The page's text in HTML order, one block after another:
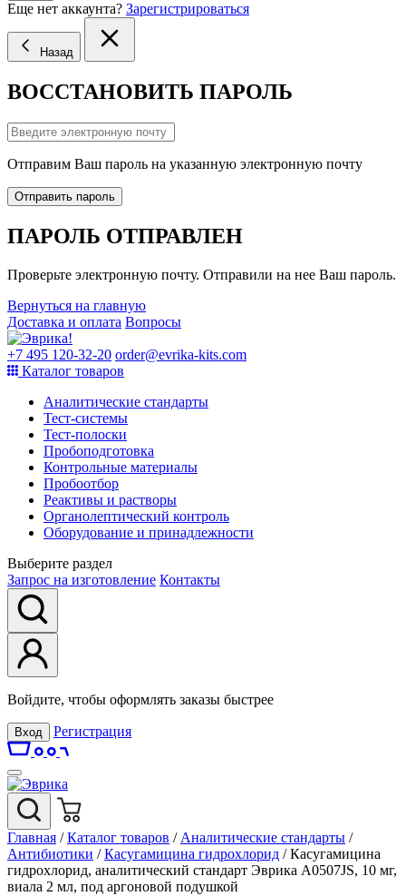
Еще нет аккаунта? Зарегистрироваться
Назад
ВОССТАНОВИТЬ ПАРОЛЬ
Отправим Ваш пароль на указанную электронную почту
Отправить пароль
ПАРОЛЬ ОТПРАВЛЕН
Проверьте электронную почту. Отправили на нее Ваш пароль.
Вернуться на главную
Доставка и оплата Вопросы
+7 495 120-32-20 order@evrika-kits.com
Каталог товаров
Аналитические стандарты
Тест-системы
Тест-полоски
Пробоподготовка
Контрольные материалы
Пробоотбор
Реактивы и растворы
Органолептический контроль
Оборудование и принадлежности
Выберите раздел
Запрос на изготовление Контакты
Войдите, чтобы оформлять заказы быстрее
Вход Регистрация
Главная / Каталог товаров / Аналитические стандарты /
Антибиотики / Касугамицина гидрохлорид / Касугамицина
гидрохлорид, аналитический стандарт Эврика A0507JS, 10 мг,
виала 2 мл, под аргоновой подушкой